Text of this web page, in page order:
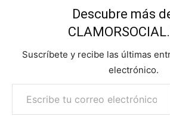
Descubre más
Suscríbete y recibe las últimas
electrónico.
Escribe tu correo electrónico…